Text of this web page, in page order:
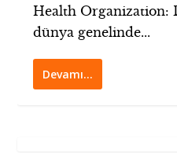
Health Organization:
dünya genelinde...
Devamı…